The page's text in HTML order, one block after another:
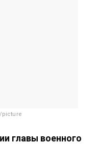
picture
главы военного